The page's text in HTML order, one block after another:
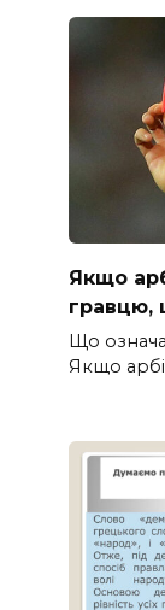
Якщо
гравцю,
Що
Якщо